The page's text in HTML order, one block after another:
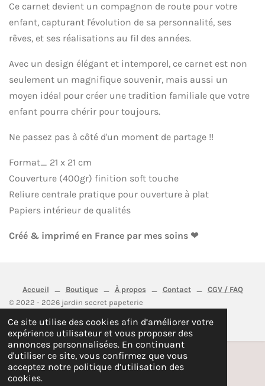
Ce site utilise des cookies afin d’améliorer votre
expérience utilisateur et vous proposer des
annonces personnalisées. En continuant
d'utiliser ce site, vous confirmez que vous
acceptez notre politique d’utilisation des
cookies.
Ce carnet devient un compagnon de route pour votre
enfant, capturant l'évolution de sa personnalité, ses
rêves, et ses réalisations au fil des années.
Avec un design élégant et intemporel, ce carnet est non
seulement un magnifique souvenir, mais aussi un
moyen idéal pour créer une tradition familiale que votre
enfant pourra chérir pour toujours.
Ne passez pas à côté d'un moment de partage !!
Format_ 21 x 21 cm
Couverture (400gr) finition soft touche
Reliure centrale pratique pour ouverture à plat
Papiers intérieur de qualités
Créé & imprimé en France par mes soins ❤
Accueil _ Boutique_ À propos _ Contact_ CGV / FAQ
© 2022 - 2026 jardin secret papeterie